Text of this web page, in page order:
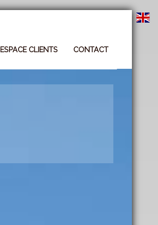
ESPACE CLIENTS CONTACT